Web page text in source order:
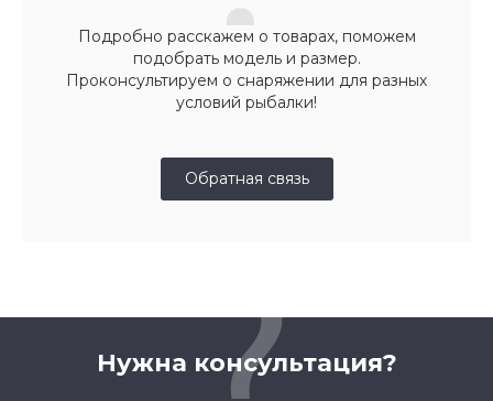
Подробно расскажем о товарах, поможем
подобрать модель и размер.
Проконсультируем о снаряжении для разных
условий рыбалки!
Обратная связь
Нужна консультация?